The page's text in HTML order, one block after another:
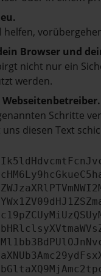
helfen,
Browser und
nicht nur ein
werden.
Schritte
diesen Text